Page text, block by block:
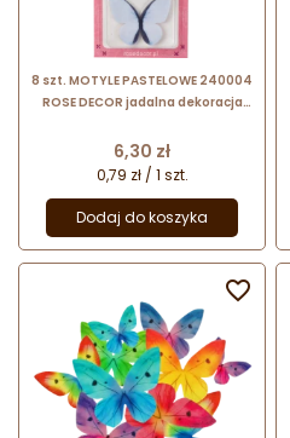
8 szt. MOTYLE PASTELOWE 240004
ROSE DECOR jadalna dekoracja
czterech pastelowych kolorach
Cena
6,30 zł
0,79 zł / 1 szt.
Dodaj do koszyka
